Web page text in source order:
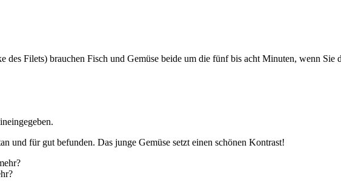
Filets) brauchen Fisch und Gemüse beide um die fünf bis acht Minuten, wenn Sie
und für gut befunden. Das junge Gemüse setzt einen schönen Kontrast!